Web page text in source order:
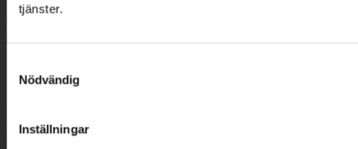
tjänster.
Nödvändig
Inställningar
Om du inte loggat in tidigare behöver du skapa ett lösenord genom
Lösenord